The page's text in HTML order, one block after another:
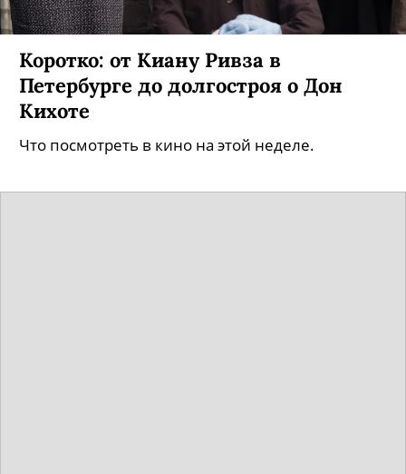
Коротко: от Киану Ривза в
Петербурге до долгостроя о Дон
Кихоте
Что посмотреть в кино на этой неделе.